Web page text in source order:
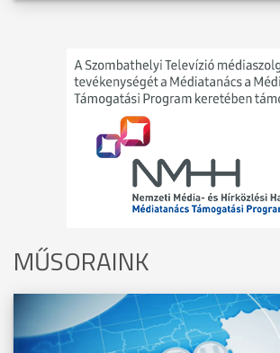
MŰSORAINK